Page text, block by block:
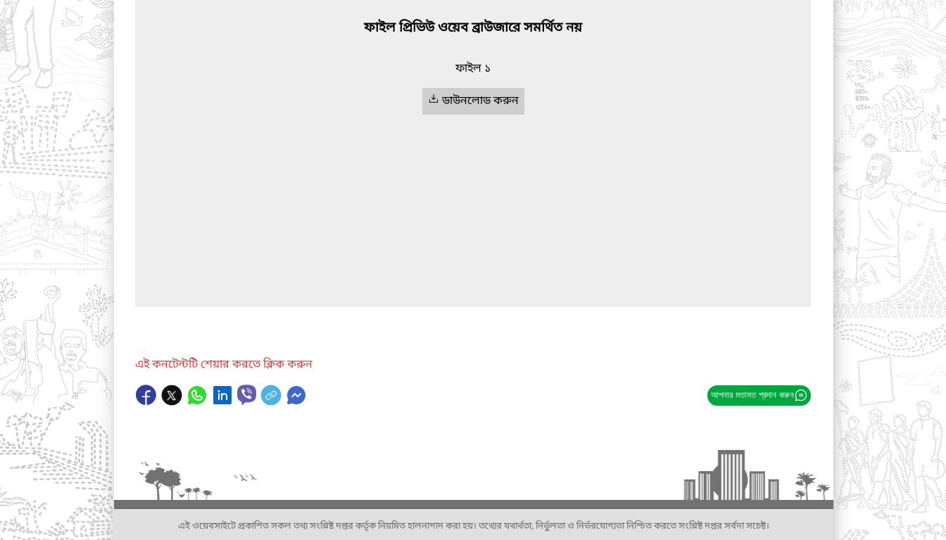
ফাইল প্রিভিউ ওয়েব ব্রাউজারে সমর্থিত নয়
ফাইল ১
ডাউনলোড করুন
এই কনটেন্টটি শেয়ার করতে ক্লিক করুন
আপনার মতামত প্রদান করুন
এই ওয়েবসাইটে প্রকাশিত সকল তথ্য সংশ্লিষ্ট দপ্তর কর্তৃক নিয়মিত হালনাগাদ করা হয়। তথ্যের যথার্থতা, নির্ভুলতা ও নির্ভরযোগ্যতা নিশ্চিত করতে সংশ্লিষ্ট দপ্তর সর্বদা সচেষ্ট।